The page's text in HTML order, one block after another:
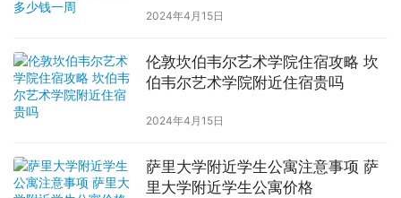
2024年4月15日
伦敦坎伯韦尔艺术学院住宿攻略 坎
伯韦尔艺术学院附近住宿贵吗
2024年4月15日
萨里大学附近学生公寓注意事项 萨
里大学附近学生公寓价格